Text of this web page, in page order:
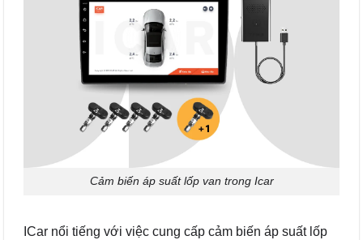
Cảm biến áp suất lốp van trong Icar
ICar nổi tiếng với việc cung cấp cảm biến áp suất lốp